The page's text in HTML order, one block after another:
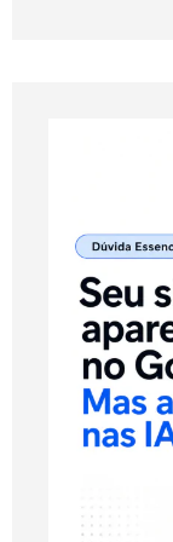
Quer entender
Há mais de 16
marketing e
Porque ter um site
outra história.
1. O que é GEO?